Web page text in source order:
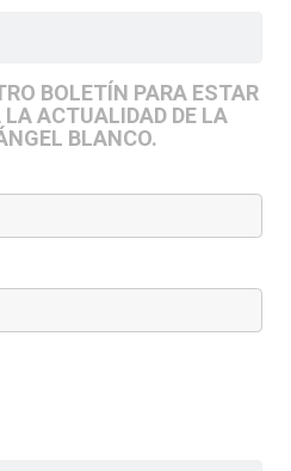
BOLETÍN PARA ESTAR
ACTUALIDAD DE LA
BLANCO.